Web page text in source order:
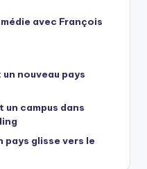
avec François
nouveau pays
campus dans
pays glisse vers le